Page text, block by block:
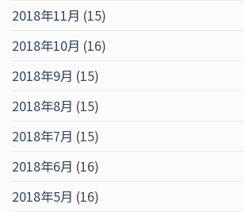
2018年11月 (15)
2018年10月 (16)
2018年9月 (15)
2018年8月 (15)
2018年7月 (15)
2018年6月 (16)
2018年5月 (16)